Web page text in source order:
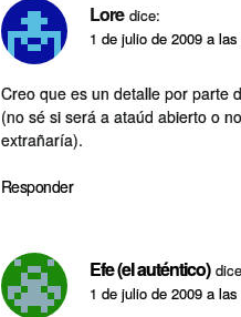
Lore dice:
1 de julio de 2009 a
Creo que es un detalle por parte
(no sé si será a ataúd abierto o
extrañarí­a).
Responder
Efe (el auténtico)
1 de julio de 2009 a